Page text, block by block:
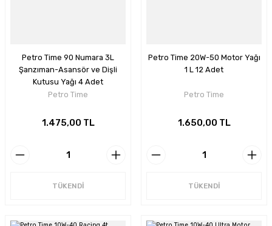
Petro Time 90 Numara 3L
Şanzıman-Asansör ve Dişli
Kutusu Yağı 4 Adet
Petro Time
1.475,00 TL
TÜKENDİ
Petro Time 20W-50 Motor Yağı
1 L 12 Adet
Petro Time
1.650,00 TL
TÜKENDİ